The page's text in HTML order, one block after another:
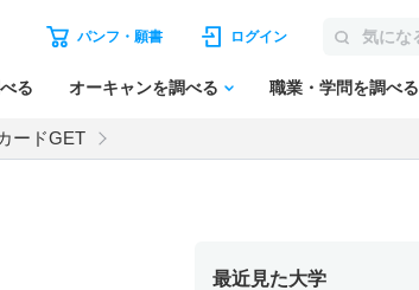
パンフ・願書 ログイン
る オーキャンを調べる 職業・学問を調べる
ードGET
最近見た大学